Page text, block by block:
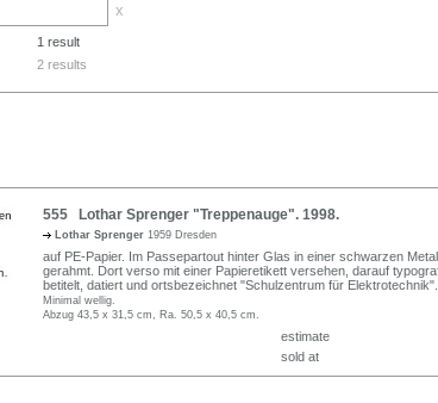
x
1 result
2 results
555 Lothar Sprenger "Treppenauge". 1998.
Lothar Sprenger 1959 Dresden
auf PE-Papier. Im Passepartout hinter Glas in einer schwarzen
gerahmt. Dort verso mit einer Papieretikett versehen, darauf
betitelt, datiert und ortsbezeichnet "Schulzentrum für Elektrotechnik".
Minimal wellig.
Abzug 43,5 x 31,5 cm, Ra. 50,5 x 40,5 cm.
estimate
sold at